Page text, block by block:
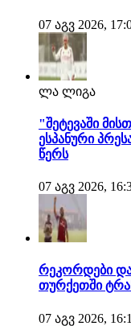
07 აგვ 2026,
ლა ლიგა
"შეტევაში
ესპანური
წერს
07 აგვ 2026,
რეკორდები
თურქეთში
07 აგვ 2026,